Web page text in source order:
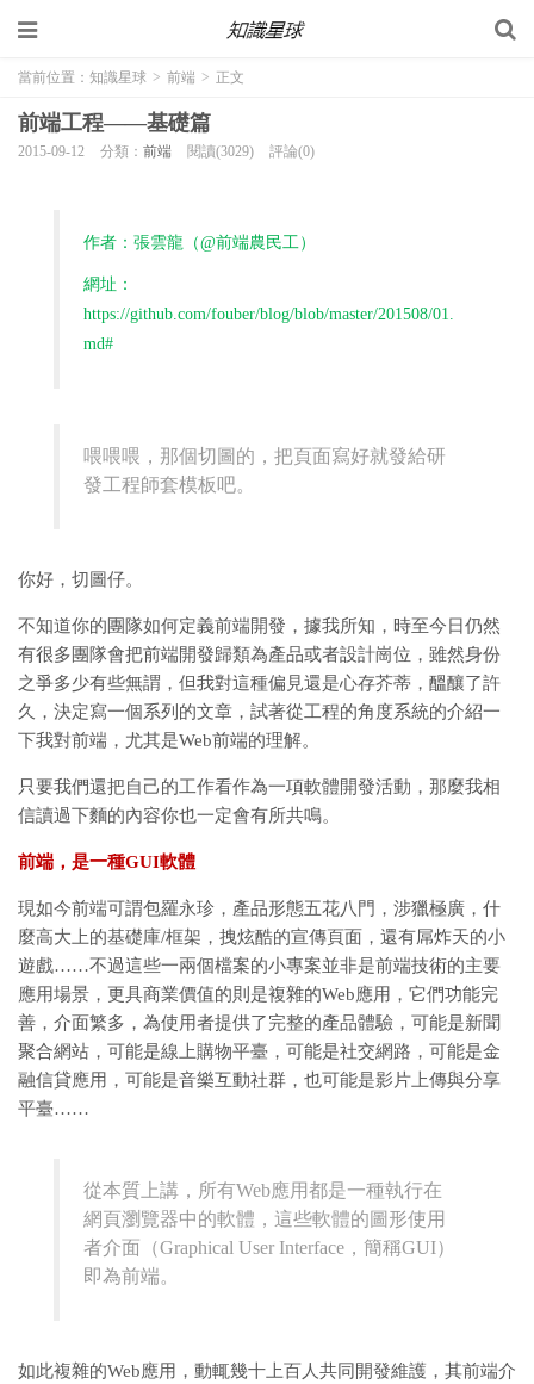
當前位置： 知識星球 > 前端 > 正文
前端工程——基礎篇
2015-09-12 分類： 前端 閱讀(3029) 評論(0)
作者：張雲龍（@前端農民工）
網址：
https://github.com/fouber/blog/blob/master/201508/01.
md#
喂喂喂，那個切圖的，把頁面寫好就發給研
發工程師套模板吧。
你好，切圖仔。
不知道你的團隊如何定義前端開發，據我所知，時至今日仍然
有很多團隊會把前端開發歸類為產品或者設計崗位，雖然身份
之爭多少有些無謂，但我對這種偏見還是心存芥蒂，醞釀了許
久，決定寫一個系列的文章，試著從工程的角度系統的介紹一
下我對前端，尤其是Web前端的理解。
只要我們還把自己的工作看作為一項軟體開發活動，那麼我相
信讀過下麵的內容你也一定會有所共鳴。
前端，是一種GUI軟體
現如今前端可謂包羅永珍，產品形態五花八門，涉獵極廣，什
麼高大上的基礎庫/框架，拽炫酷的宣傳頁面，還有屌炸天的小
遊戲……不過這些一兩個檔案的小專案並非是前端技術的主要
應用場景，更具商業價值的則是複雜的Web應用，它們功能完
善，介面繁多，為使用者提供了完整的產品體驗，可能是新聞
聚合網站，可能是線上購物平臺，可能是社交網路，可能是金
融信貸應用，可能是音樂互動社群，也可能是影片上傳與分享
平臺……
從本質上講，所有Web應用都是一種執行在
網頁瀏覽器中的軟體，這些軟體的圖形使用
者介面（Graphical User Interface，簡稱GUI）
即為前端。
如此複雜的Web應用，動輒幾十上百人共同開發維護，其前端介